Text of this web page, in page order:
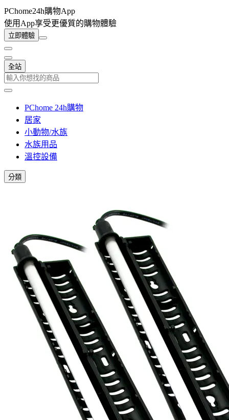
PChome24h購物App
使用App享受更優質的購物體驗
立即體驗
全站
PChome 24h購物
居家
小動物/水族
水族用品
溫控設備
分類